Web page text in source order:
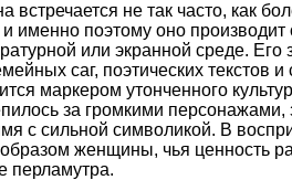
встречается не так часто, как
именно поэтому оно производит
или экранной среде. Его
саг, поэтических текстов
маркером утонченного
за громкими персонажами,
с сильной символикой. В
женщины, чья ценность
перламутра.